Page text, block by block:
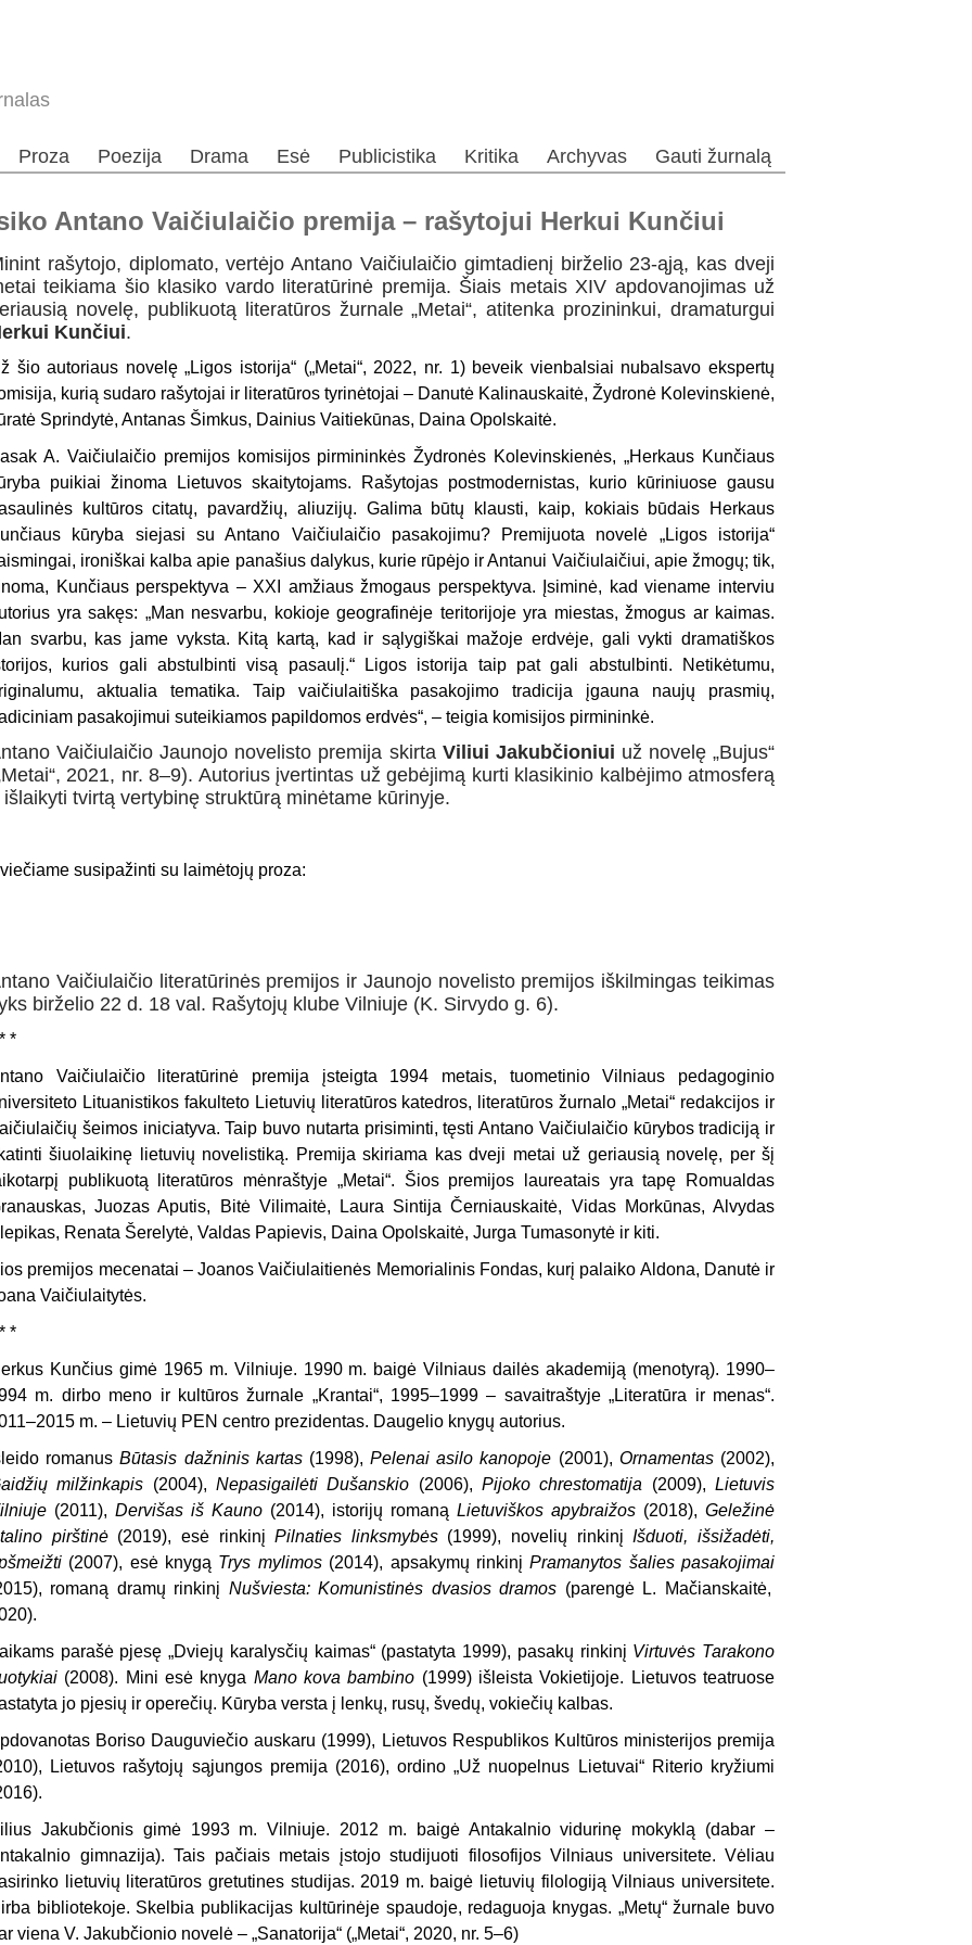
Proza Poezija Drama Esė Publicistika Kritika Archyvas Gauti žurnalą
Antano Vaičiulaičio premija – rašytojui Herkui Kunčiui
rašytojo, diplomato, vertėjo Antano Vaičiulaičio gimtadienį birželio 23-ąją, kas dveji
teikiama šio klasiko vardo literatūrinė premija. Šiais metais XIV apdovanojimas už
novelę, publikuotą literatūros žurnale „Metai“, atitenka prozininkui, dramaturgui
Kunčiui.
šio autoriaus novelę „Ligos istorija“ („Metai“, 2022, nr. 1) beveik vienbalsiai nubalsavo ekspertų
kurią sudaro rašytojai ir literatūros tyrinėtojai – Danutė Kalinauskaitė, Žydronė Kolevinskienė,
Sprindytė, Antanas Šimkus, Dainius Vaitiekūnas, Daina Opolskaitė.
A. Vaičiulaičio premijos komisijos pirmininkės Žydronės Kolevinskienės, „Herkaus Kunčiaus
puikiai žinoma Lietuvos skaitytojams. Rašytojas postmodernistas, kurio kūriniuose gausu
kultūros citatų, pavardžių, aliuzijų. Galima būtų klausti, kaip, kokiais būdais Herkaus
kūryba siejasi su Antano Vaičiulaičio pasakojimu? Premijuota novelė „Ligos istorija“
ironiškai kalba apie panašius dalykus, kurie rūpėjo ir Antanui Vaičiulaičiui, apie žmogų; tik,
Kunčiaus perspektyva – XXI amžiaus žmogaus perspektyva. Įsiminė, kad viename interviu
yra sakęs: „Man nesvarbu, kokioje geografinėje teritorijoje yra miestas, žmogus ar kaimas.
svarbu, kas jame vyksta. Kitą kartą, kad ir sąlygiškai mažoje erdvėje, gali vykti dramatiškos
kurios gali abstulbinti visą pasaulį.“ Ligos istorija taip pat gali abstulbinti. Netikėtumu,
aktualia tematika. Taip vaičiulaitiška pasakojimo tradicija įgauna naujų prasmių,
pasakojimui suteikiamos papildomos erdvės“, – teigia komisijos pirmininkė.
Vaičiulaičio Jaunojo novelisto premija skirta Viliui Jakubčioniui už novelę „Bujus“
2021, nr. 8–9). Autorius įvertintas už gebėjimą kurti klasikinio kalbėjimo atmosferą
išlaikyti tvirtą vertybinę struktūrą minėtame kūrinyje.
susipažinti su laimėtojų proza:
Vaičiulaičio literatūrinės premijos ir Jaunojo novelisto premijos iškilmingas teikimas
birželio 22 d. 18 val. Rašytojų klube Vilniuje (K. Sirvydo g. 6).
*
Vaičiulaičio literatūrinė premija įsteigta 1994 metais, tuometinio Vilniaus pedagoginio
Lituanistikos fakulteto Lietuvių literatūros katedros, literatūros žurnalo „Metai“ redakcijos ir
šeimos iniciatyva. Taip buvo nutarta prisiminti, tęsti Antano Vaičiulaičio kūrybos tradiciją ir
šiuolaikinę lietuvių novelistiką. Premija skiriama kas dveji metai už geriausią novelę, per šį
publikuotą literatūros mėnraštyje „Metai“. Šios premijos laureatais yra tapę Romualdas
Juozas Aputis, Bitė Vilimaitė, Laura Sintija Černiauskaitė, Vidas Morkūnas, Alvydas
Renata Šerelytė, Valdas Papievis, Daina Opolskaitė, Jurga Tumasonytė ir kiti.
premijos mecenatai – Joanos Vaičiulaitienės Memorialinis Fondas, kurį palaiko Aldona, Danutė ir
Vaičiulaitytės.
*
Kunčiusgimė 1965 m. Vilniuje. 1990 m. baigė Vilniaus dailės akademiją (menotyrą). 1990–
m. dirbo meno ir kultūros žurnale „Krantai“, 1995–1999 – savaitraštyje „Literatūra ir menas“.
m. – Lietuvių PEN centro prezidentas. Daugelio knygų autorius.
romanusBūtasis dažninis kartas(1998),Pelenai asilo kanopoje (2001), Ornamentas(2002),
milžinkapis (2004),Nepasigailėti Dušanskio (2006),Pijoko chrestomatija (2009),Lietuvis
(2011), Dervišas iš Kauno (2014), istorijų romaną Lietuviškos apybraižos (2018), Geležinė
pirštinė(2019), esė rinkinįPilnaties linksmybės(1999), novelių rinkinįIšduoti, išsižadėti,
(2007), esė knygą Trys mylimos(2014), apsakymų rinkinįPramanytos šalies pasakojimai
romaną dramų rinkinį Nušviesta: Komunistinės dvasios dramos (parengė L. Mačianskaitė,
parašė pjesę „Dviejų karalysčių kaimas“ (pastatyta 1999), pasakų rinkinį Virtuvės Tarakono
(2008). Mini esė knyga Mano kova bambino (1999) išleista Vokietijoje. Lietuvos teatruose
jo pjesių ir operečių. Kūryba versta į lenkų, rusų, švedų, vokiečių kalbas.
Boriso Dauguviečio auskaru (1999), Lietuvos Respublikos Kultūros ministerijos premija
Lietuvos rašytojų sąjungos premija (2016), ordino „Už nuopelnus Lietuvai“ Riterio kryžiumi
Jakubčionis gimė 1993 m. Vilniuje. 2012 m. baigė Antakalnio vidurinę mokyklą (dabar –
gimnazija). Tais pačiais metais įstojo studijuoti filosofijos Vilniaus universitete. Vėliau
lietuvių literatūros gretutines studijas. 2019 m. baigė lietuvių filologiją Vilniaus universitete.
bibliotekoje. Skelbia publikacijas kultūrinėje spaudoje, redaguoja knygas. „Metų“ žurnale buvo
viena V. Jakubčionio novelė – „Sanatorija“ („Metai“, 2020, nr. 5–6)